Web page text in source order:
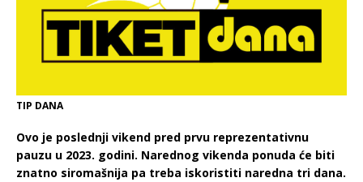
TIP DANA
Ovo je poslednji vikend pred prvu reprezentativnu
pauzu u 2023. godini. Narednog vikenda ponuda će biti
znatno siromašnija pa treba iskoristiti naredna tri dana.